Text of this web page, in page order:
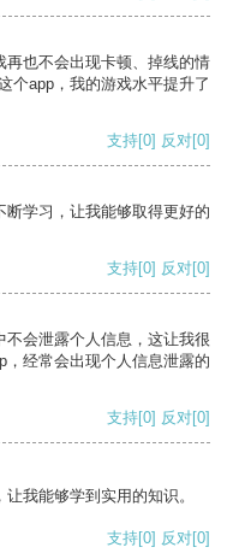
再也不会出现卡顿、掉线的情
个app，我的游戏水平提升了
支持[0] 反对[0]
学习，让我能够取得更好的
支持[0] 反对[0]
会泄露个人信息，这让我很
经常会出现个人信息泄露的
支持[0] 反对[0]
我能够学到实用的知识。
支持[0] 反对[0]